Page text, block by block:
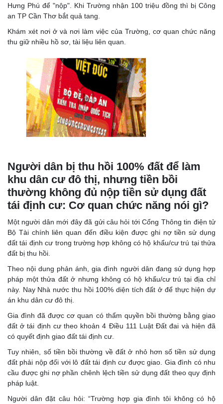
Hưng Phú để "nộp". Khi Trường nhận 100 triệu đồng thì bị Công
an TP Cần Thơ bắt quả tang.
Khám xét nơi ở và nơi làm việc của Trường, cơ quan chức năng
thu giữ nhiều hồ sơ, tài liệu liên quan.
Người dân bị thu hồi 100% đất để làm
khu dân cư đô thị, nhưng tiền bồi
thường không đủ nộp tiền sử dụng đất
tái định cư: Cơ quan chức năng nói gì?
Một người dân mới đây đã gửi câu hỏi tới Cổng Thông tin điện tử
Bộ Tài chính liên quan đến điều kiện được ghi nợ tiền sử dụng
đất tái định cư trong trường hợp không có hộ khẩu/cư trú tại thửa
đất bị thu hồi.
Theo nội dung phản ánh, gia đình người dân đang sử dụng hợp
pháp một thửa đất ở nhưng không có hộ khẩu/cư trú tại địa chỉ
này. Nay Nhà nước thu hồi 100% diện tích đất ở để thực hiện dự
án khu dân cư đô thị.
Gia đình đã được cơ quan có thẩm quyền bồi thường bằng giao
đất ở tái định cư theo khoản 4 Điều 111 Luật Đất đai và hiện đã
có quyết định giao đất tái định cư.
Tuy nhiên, số tiền bồi thường về đất ở nhỏ hơn số tiền sử dụng
đất phải nộp đối với lô đất tái định cư được giao. Gia đình có nhu
cầu được ghi nợ phần chênh lệch tiền sử dụng đất theo quy định
pháp luật.
Người dân đặt câu hỏi: “Trường hợp gia đình tôi không có hộ